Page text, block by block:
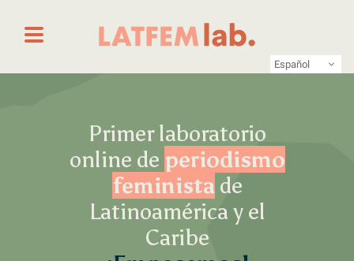
Primer laboratorio online de periodismo
Primer laboratorio
online de periodismo
feministade
Latinoamérica y el
Caribe
Español